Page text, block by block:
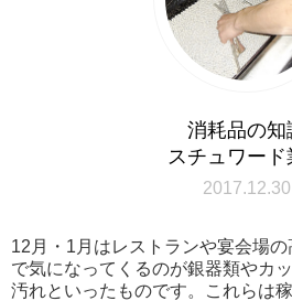
消耗品の知
スチュワード
2017.12.30
12月・1月はレストランや宴会場
で気になってくるのが銀器類やカ
汚れといったものです。これらは